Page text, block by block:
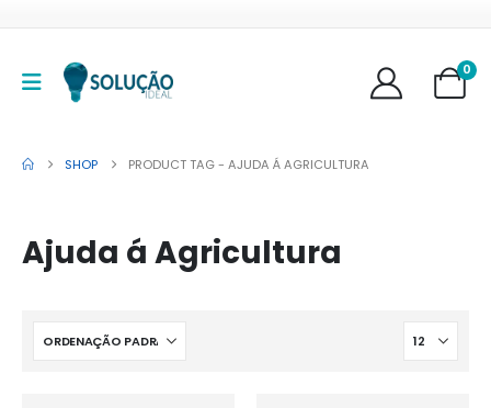
0
SHOP PRODUCT TAG -AJUDA Á AGRICULTURA
Ajuda á Agricultura